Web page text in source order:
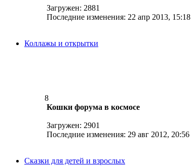
Загружен: 2881
Последние изменения: 22 апр 2013, 15:18
Коллажы и открытки
8
Кошки форума в космосе
Загружен: 2901
Последние изменения: 29 авг 2012, 20:56
Сказки для детей и взрослых